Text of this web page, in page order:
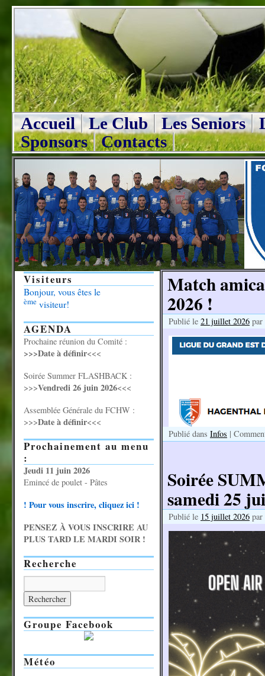
Accueil Le Club Les Seniors
Sponsors
Contacts
Match
2026 !
Publié le 21 juillet 2026 par
Publié dans Infos |
Soirée
samedi 25
Publié le 15 juillet 2026 par
Visiteurs
Bonjour, vous êtes le
ème visiteur!
AGENDA
Prochaine réunion du Comité :
>>>Date à définir<<<
Soirée Summer FLASHBACK :
>>>Vendredi 26 juin 2026<<<
Assemblée Générale du FCHW :
>>>Date à définir<<<
Prochainement au menu
:
Jeudi 11 juin 2026
Emincé de poulet - Pâtes
! Pour vous inscrire, cliquez ici !
PENSEZ À VOUS INSCRIRE AU
PLUS TARD LE MARDI SOIR !
Recherche
Groupe Facebook
Météo